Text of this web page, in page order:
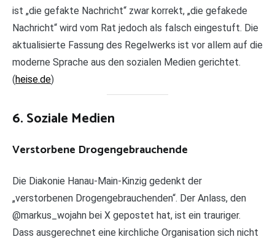
ist „die gefakte Nachricht“ zwar korrekt, „die gefakede
Nachricht“ wird vom Rat jedoch als falsch eingestuft. Die
aktualisierte Fassung des Regelwerks ist vor allem auf die
moderne Sprache aus den sozialen Medien gerichtet.
(heise.de)
6. Soziale Medien
Verstorbene Drogengebrauchende
Die Diakonie Hanau-Main-Kinzig gedenkt der
„verstorbenen Drogengebrauchenden“. Der Anlass, den
@markus_wojahn bei X gepostet hat, ist ein trauriger.
Dass ausgerechnet eine kirchliche Organisation sich nicht